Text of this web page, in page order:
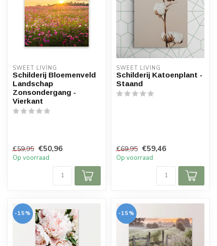
SWEET LIVING
Schilderij Bloemenveld
Landschap
Zonsondergang -
Vierkant
€59,95 €50,96
Op voorraad
SWEET LIVING
Schilderij Katoenplant -
Staand
€69,95 €59,46
Op voorraad
-15% -15%